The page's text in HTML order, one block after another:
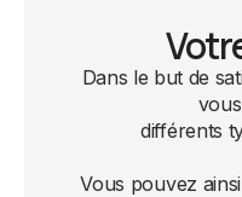
Dans le but de
différents
Vous pouvez